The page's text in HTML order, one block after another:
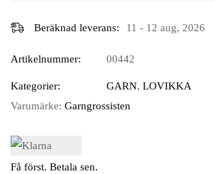
Beräknad leverans: 11 - 12 aug, 2026
Artikelnummer: 00442
Kategorier: GARN, LOVIKKA
Varumärke: Garngrossisten
Få först. Betala sen.